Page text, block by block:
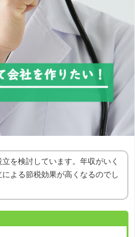
を検討しています。年収がいく
よる節税効果が高くなるのでし